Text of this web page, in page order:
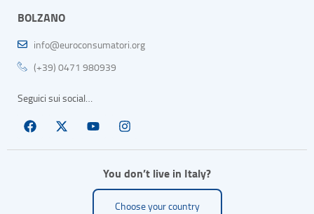
BOLZANO
info@euroconsumatori.org
(+39) 0471 980939
Seguici sui social…
You don’t live in Italy?
Choose your country